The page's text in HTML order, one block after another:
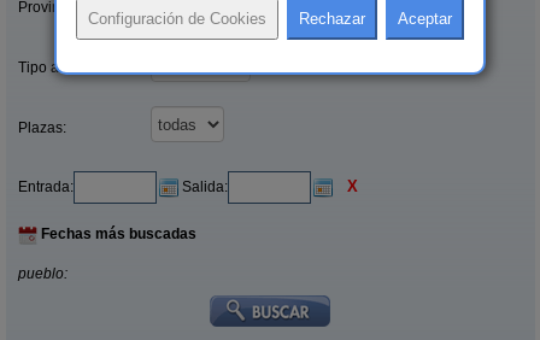
Provincias/Islas:
Tipo alquiler:
Plazas:
Entrada: Salida: X
Fechas más buscadas
pueblo: